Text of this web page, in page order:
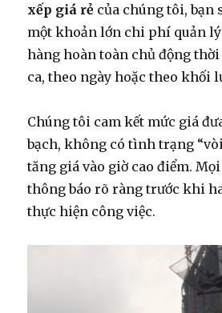
xếp giá rẻ của chúng tôi, bạn
một khoản lớn chi phí quản
hàng hoàn toàn chủ động
ca, theo ngày hoặc theo khối
Chúng tôi cam kết mức giá
bạch, không có tình trạng
tăng giá vào giờ cao điểm.
thông báo rõ ràng trước khi
thực hiện công việc.